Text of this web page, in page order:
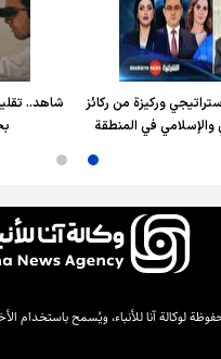
وركيزة من ركائز
والإسلامي في المنطقة
شاهد..
لوكالة آنا للأنباء، ويُسمح باستخدام